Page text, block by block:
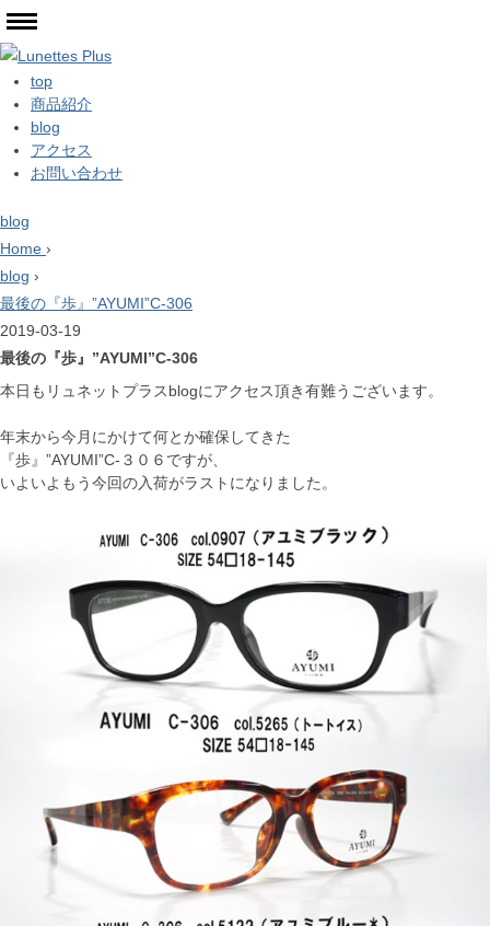
top
商品紹介
blog
アクセス
お問い合わせ
blog
Home ›
blog ›
最後の『歩』”AYUMI”C-306
2019-03-19
最後の『歩』”AYUMI”C-306
本日もリュネットプラスblogにアクセス頂き有難うございます。
年末から今月にかけて何とか確保してきた
『歩』”AYUMI”C-３０６ですが、
いよいよもう今回の入荷がラストになりました。